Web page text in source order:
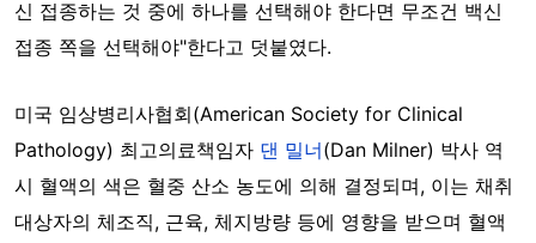
신 접종하는 것 중에 하나를 선택해야 한다면 무조건 백신
접종 쪽을 선택해야"한다고 덧붙였다.
미국 임상병리사협회(American Society for Clinical
Pathology) 최고의료책임자 댄 밀너(Dan Milner) 박사 역
시 혈액의 색은 혈중 산소 농도에 의해 결정되며, 이는 채취
대상자의 체조직, 근육, 체지방량 등에 영향을 받으며 혈액